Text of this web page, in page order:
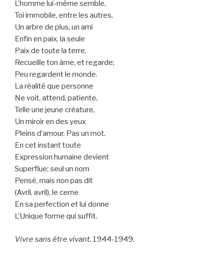
L’homme lui-même semble,
Toi immobile, entre les autres,
Un arbre de plus, un ami
Enfin en paix, la seule
Paix de toute la terre.
Recueille ton âme, et regarde;
Peu regardent le monde.
La réalité que personne
Ne voit, attend, patiente,
Telle une jeune créature,
Un miroir en des yeux
Pleins d’amour. Pas un mot.
En cet instant toute
Expression humaine devient
Superflue; seul un nom
Pensé, mais non pas dit
(Avril, avril), le cerne
En sa perfection et lui donne
L’Unique forme qui suffit.
Vivre sans être vivant. 1944-1949.